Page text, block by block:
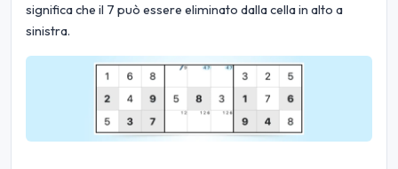
significa che il 7 può essere eliminato dalla cella in alto a
sinistra.